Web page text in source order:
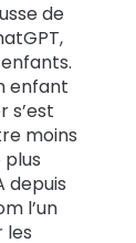
de
enfant
s’est
moins
plus
depuis
l’un
les